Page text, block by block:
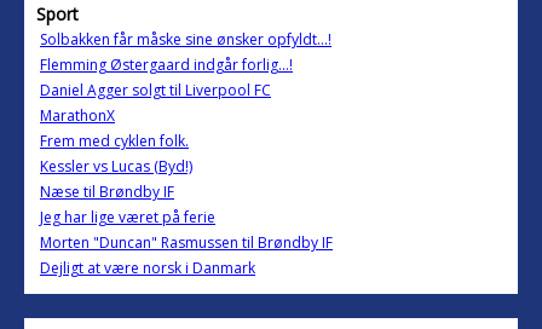
Sport
Solbakken får måske sine ønsker opfyldt...!
Flemming Østergaard indgår forlig...!
Daniel Agger solgt til Liverpool FC
MarathonX
Frem med cyklen folk.
Kessler vs Lucas (Byd!)
Næse til Brøndby IF
Jeg har lige været på ferie
Morten "Duncan" Rasmussen til Brøndby IF
Dejligt at være norsk i Danmark